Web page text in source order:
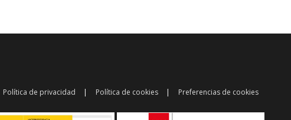
Política de privacidad Política de cookies Preferencias de cookies